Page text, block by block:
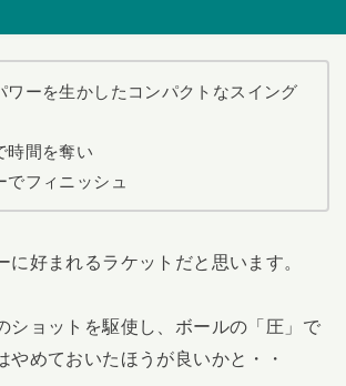
ワーを生かしたコンパクトなスイング
時間を奪い
でフィニッシュ
に好まれるラケットだと思います。
ショットを駆使し、ボールの「圧」で
やめておいたほうが良いかと・・